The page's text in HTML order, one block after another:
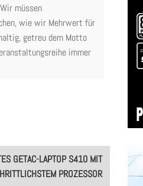
müssen
wie wir Mehrwert für
getreu dem Motto
immer
GETAC-LAPTOP S410 MIT
PROZESSOR